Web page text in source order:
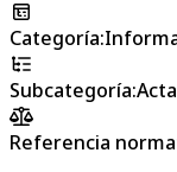
Categoría:
Subcategoría:
Referencia